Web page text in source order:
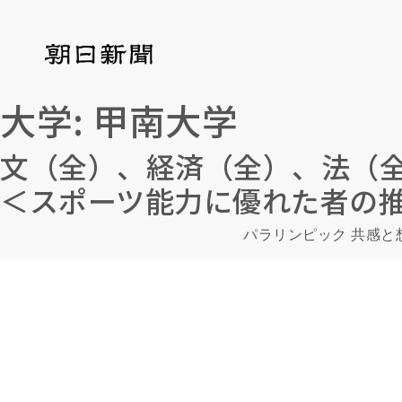
大学: 甲南大学
文（全）、経済（全）、法（
＜スポーツ能力に優れた者の
パラリンピック 共感と